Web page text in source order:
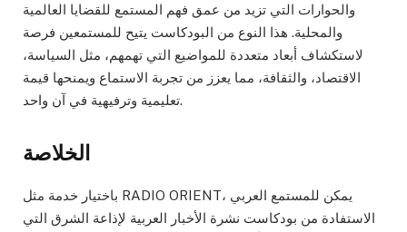
والحوارات التي تزيد من عمق فهم المستمع للقضايا العالمية
والمحلية. هذا النوع من البودكاست يتيح للمستمعين فرصة
لاستكشاف أبعاد متعددة للمواضيع التي تهمهم، مثل السياسة،
الاقتصاد، والثقافة، مما يعزز من تجربة الاستماع ويمنحها قيمة
تعليمية وترفيهية في آن واحد.
الخلاصة
باختيار خدمة مثل RADIO ORIENT، يمكن للمستمع العربي
الاستفادة من بودكاست نشرة الأخبار العربية لإذاعة الشرق التي